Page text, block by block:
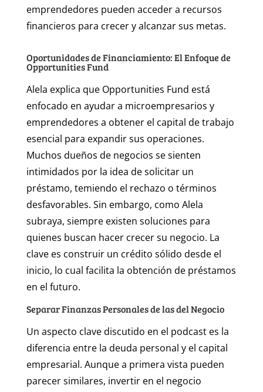
emprendedores pueden acceder a recursos
financieros para crecer y alcanzar sus metas.
Oportunidades de Financiamiento: El Enfoque de
Opportunities Fund
Alela explica que Opportunities Fund está
enfocado en ayudar a microempresarios y
emprendedores a obtener el capital de trabajo
esencial para expandir sus operaciones.
Muchos dueños de negocios se sienten
intimidados por la idea de solicitar un
préstamo, temiendo el rechazo o términos
desfavorables. Sin embargo, como Alela
subraya, siempre existen soluciones para
quienes buscan hacer crecer su negocio. La
clave es construir un crédito sólido desde el
inicio, lo cual facilita la obtención de préstamos
en el futuro.
Separar Finanzas Personales de las del Negocio
Un aspecto clave discutido en el podcast es la
diferencia entre la deuda personal y el capital
empresarial. Aunque a primera vista pueden
parecer similares, invertir en el negocio